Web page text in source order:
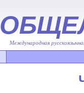
Международная